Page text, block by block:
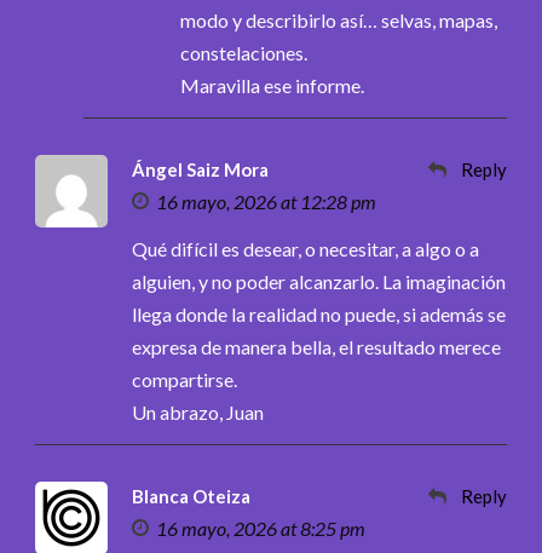
modo y describirlo así… selvas, mapas,
constelaciones.
Maravilla ese informe.
Ángel Saiz Mora
16 mayo, 2026 at 12:28 pm
Reply
Qué difícil es desear, o necesitar, a algo o a
alguien, y no poder alcanzarlo. La imaginación
llega donde la realidad no puede, si además se
expresa de manera bella, el resultado merece
compartirse.
Un abrazo, Juan
Blanca Oteiza
16 mayo, 2026 at 8:25 pm
Reply